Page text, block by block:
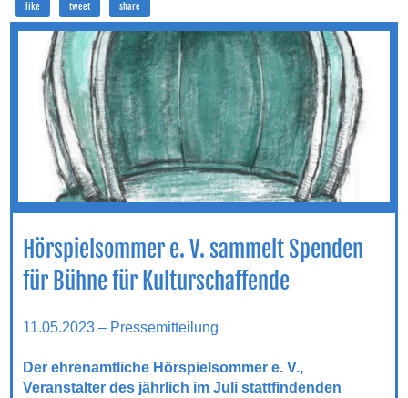
like tweet share
Hörspielsommer e. V. sammelt Spenden
für Bühne für Kulturschaffende
11.05.2023 – Pressemitteilung
Der ehrenamtliche Hörspielsommer e. V.,
Veranstalter des jährlich im Juli stattfindenden